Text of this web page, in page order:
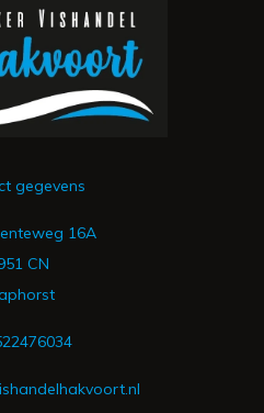
gegevens
16A
CN